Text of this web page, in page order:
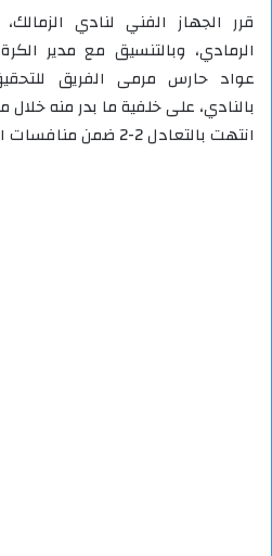
قرر الجهاز الفني لنادي
الرمادي، وبالتنسيق مع مدير
عواد حارس مرمى الفريق
بالنادي، على خلفية ما بدر منه خلال
انتهت بالتعادل 2-2 ضمن منافسات الدوري الممتاز.